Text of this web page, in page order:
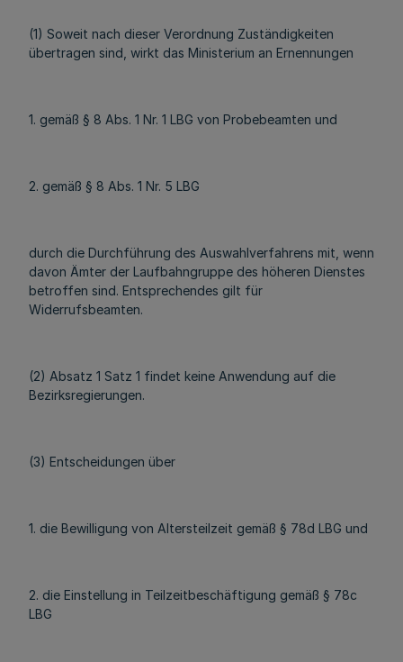
(1) Soweit nach dieser Verordnung Zuständigkeiten
übertragen sind, wirkt das Ministerium an Ernennungen
1. gemäß § 8 Abs. 1 Nr. 1 LBG von Probebeamten und
2. gemäß § 8 Abs. 1 Nr. 5 LBG
durch die Durchführung des Auswahlverfahrens mit, wenn
davon Ämter der Laufbahngruppe des höheren Dienstes
betroffen sind. Entsprechendes gilt für
Widerrufsbeamten.
(2) Absatz 1 Satz 1 findet keine Anwendung auf die
Bezirksregierungen.
(3) Entscheidungen über
1. die Bewilligung von Altersteilzeit gemäß § 78d LBG und
2. die Einstellung in Teilzeitbeschäftigung gemäß § 78c
LBG